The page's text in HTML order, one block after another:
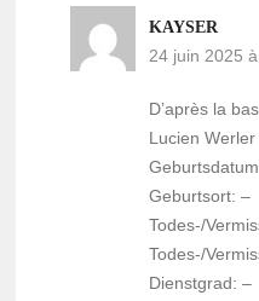
KAYSER
24 juin 2025
D’après la
Lucien Werler
Geburtsort: –
Todes-/
Todes-/
Dienstgrad: –